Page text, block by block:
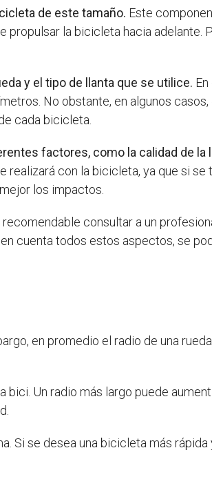
de este tamaño. Este
propulsar la bicicleta hacia adelante.
y el tipo de llanta que se utilice.
No obstante, en algunos casos,
cada bicicleta.
factores, como la calidad de la
con la bicicleta, ya que si se
los impactos.
consultar a un
cuenta todos estos aspectos, se
en promedio el radio de una
Un radio más largo puede
Si se desea una bicicleta más rápida